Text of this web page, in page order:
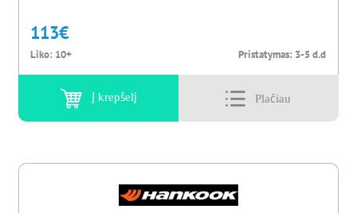
113€
Liko: 10+ Pristatymas: 3-5 d.d
Į krepšelį